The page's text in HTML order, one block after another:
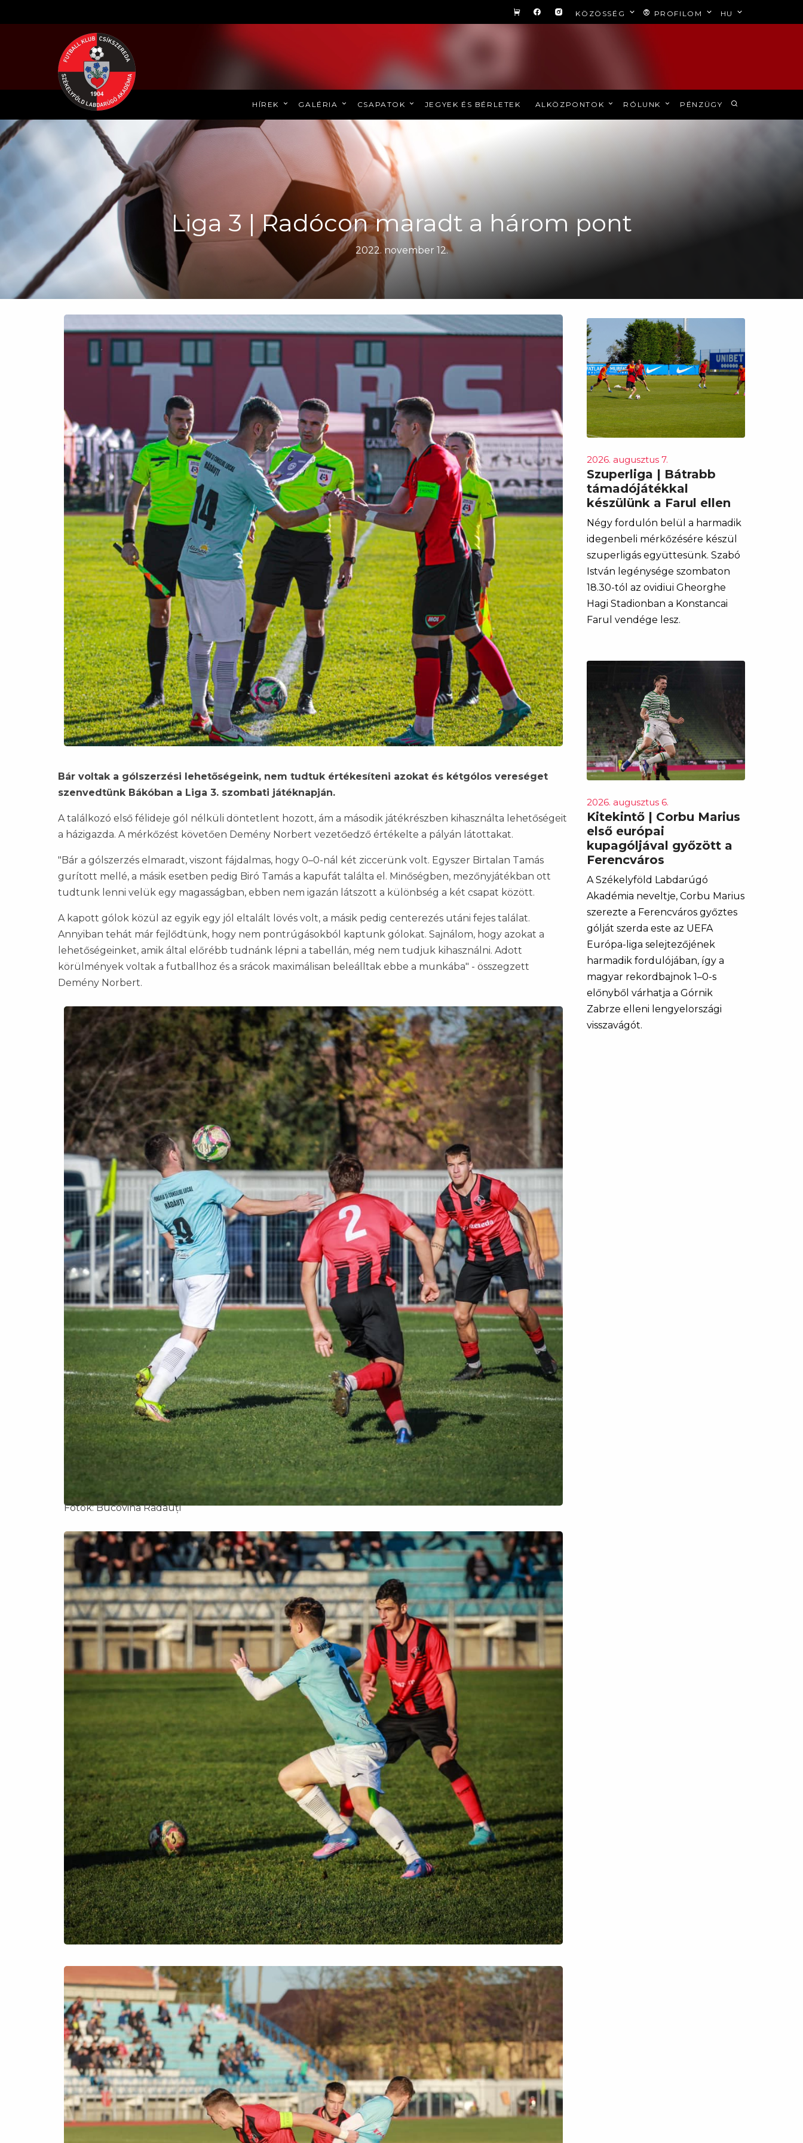
KÖZÖSSÉG PROFILOM HU
HÍREK GALÉRIA CSAPATOK JEGYEK ÉS BÉRLETEK ALKÖZPONTOK RÓLUNK PÉNZÜGY
Liga 3 | Radócon maradt a három pont
2022. november 12.
Bár voltak a gólszerzési lehetőségeink, nem tudtuk értékesíteni azokat és kétgólos vereséget
szenvedtünk Bákóban a Liga 3. szombati játéknapján.
A találkozó első félideje gól nélküli döntetlent hozott, ám a második játékrészben kihasználta lehetőségeit
a házigazda. A mérkőzést követően Demény Norbert vezetőedző értékelte a pályán látottakat.
"Bár a gólszerzés elmaradt, viszont fájdalmas, hogy 0–0-nál két ziccerünk volt. Egyszer Birtalan Tamás
gurított mellé, a másik esetben pedig Biró Tamás a kapufát találta el. Minőségben, mezőnyjátékban ott
tudtunk lenni velük egy magasságban, ebben nem igazán látszott a különbség a két csapat között.
A kapott gólok közül az egyik egy jól eltalált lövés volt, a másik pedig centerezés utáni fejes találat.
Annyiban tehát már fejlődtünk, hogy nem pontrúgásokból kaptunk gólokat. Sajnálom, hogy azokat a
lehetőségeinket, amik által előrébb tudnánk lépni a tabellán, még nem tudjuk kihasználni. Adott
körülmények voltak a futballhoz és a srácok maximálisan beleálltak ebbe a munkába" - összegzett
Demény Norbert.
Fotók: Bucovina Radauți
2026. augusztus 7.
Szuperliga | Bátrabb
támadójátékkal
készülünk a Farul ellen
Négy fordulón belül a harmadik
idegenbeli mérkőzésére készül
szuperligás együttesünk. Szabó
István legénysége szombaton
18.30-tól az ovidiui Gheorghe
Hagi Stadionban a Konstancai
Farul vendége lesz.
2026. augusztus 6.
Kitekintő | Corbu Marius
első európai
kupagóljával győzött a
Ferencváros
A Székelyföld Labdarúgó
Akadémia neveltje, Corbu Marius
szerezte a Ferencváros győztes
gólját szerda este az UEFA
Európa-liga selejtezőjének
harmadik fordulójában, így a
magyar rekordbajnok 1–0-s
előnyből várhatja a Górnik
Zabrze elleni lengyelországi
visszavágót.